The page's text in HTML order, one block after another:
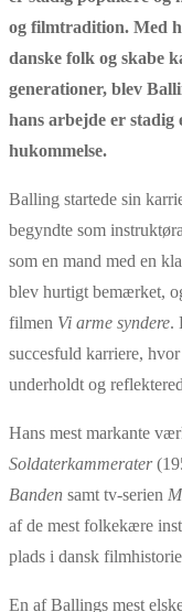
og filmtradition. Med
danske folk og skabe
generationer, blev
hans arbejde er stadig
hukommelse.
Balling startede sin
begyndte som
som en mand med en
blev hurtigt bemærket,
filmen Vi arme syndere.
succesfuld karriere,
underholdt og
Hans mest markante
Soldaterkammerater
Banden samt tv-serien
af de mest folkekære
plads i dansk
En af Ballings mest